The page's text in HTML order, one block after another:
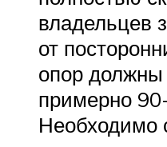
владельцев
от
опор должны
примерно
Необходимо